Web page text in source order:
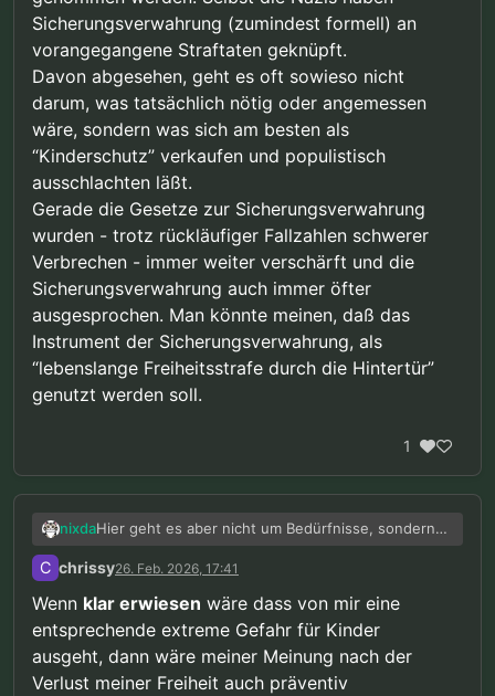
schützen, dann würde ich auch das akzeptieren.
Zum Glück wissen wir dass es nicht so ist.
Sicherungsverwahrung (zumindest formell) an
vorangegangene Straftaten geknüpft.
Davon abgesehen, geht es oft sowieso nicht
darum, was tatsächlich nötig oder angemessen
wäre, sondern was sich am besten als
“Kinderschutz” verkaufen und populistisch
ausschlachten läßt.
Gerade die Gesetze zur Sicherungsverwahrung
wurden - trotz rückläufiger Fallzahlen schwerer
Verbrechen - immer weiter verschärft und die
Sicherungsverwahrung auch immer öfter
ausgesprochen. Man könnte meinen, daß das
Instrument der Sicherungsverwahrung, als
“lebenslange Freiheitsstrafe durch die Hintertür”
genutzt werden soll.
1
nixdaHier geht es aber nicht um Bedürfnisse, sondern
um Rechte. Ich würde es niemals befürworten, daß
Menschen, die sich korrekt verhalten und keinerlei
irgendwelcher Prognosen, präventiv weggesperrt
und damit in Kollektivhaftung genommen werden.
Selbst die Nazis haben Sicherungsverwahrung
(zumindest formell) an vorangegangene Straftaten
C chrissy26. Feb. 2026, 17:41
Wenn klar erwiesen wäre dass von mir eine
entsprechende extreme Gefahr für Kinder
ausgeht, dann wäre meiner Meinung nach der
Verlust meiner Freiheit auch präventiv